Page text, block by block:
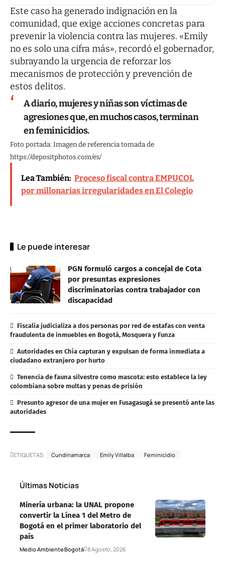
Este caso ha generado indignación en la
comunidad, que exige acciones concretas para
prevenir la violencia contra las mujeres. «Emily
no es solo una cifra más», recordó el gobernador,
subrayando la urgencia de reforzar los
mecanismos de protección y prevención de
estos delitos.
A diario, mujeres y niñas son víctimas de
agresiones que, en muchos casos, terminan
en feminicidios.
Foto portada: Imagen de referencia tomada de
https://depositphotos.com/es/
Lea También: Proceso fiscal contra EMPUCOL
por millonarias irregularidades en El Colegio
Le puede interesar
PGN formuló cargos a concejal de Cota
por presuntas expresiones
discriminatorias contra trabajador con
discapacidad
Fiscalía judicializa a dos personas por red de estafas con venta
fraudulenta de inmuebles en Bogotá, Mosquera y Funza
Autoridades en Chía capturan y expulsan de forma inmediata a
ciudadano extranjero por hurto
Tenencia de fauna silvestre como mascota: esto establece la ley
colombiana sobre multas y penas de prisión
Presunto agresor de una mujer en Fusagasugá se presentó ante las
autoridades
ETIQUETAS: Cundinamarca Emily Villalba Feminicidio
Últimas Noticias
Minería urbana: la UNAL propone
convertir la Línea 1 del Metro de
Bogotá en el primer laboratorio del
país
Medio AmbienteBogotá 8 Agosto, 2026